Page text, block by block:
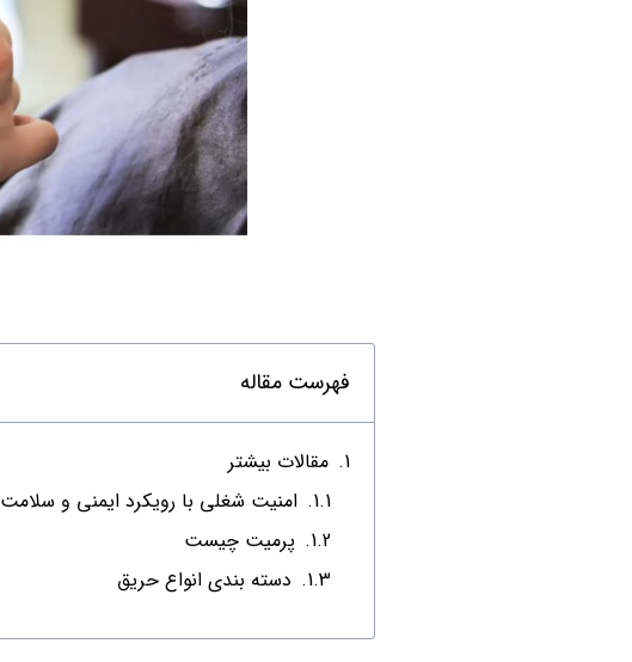
فهرست مقاله
مقالات بیشتر
امنیت شغلی با رویکرد ایمنی و سلامت
پرمیت چیست
دسته بندی انواع حریق